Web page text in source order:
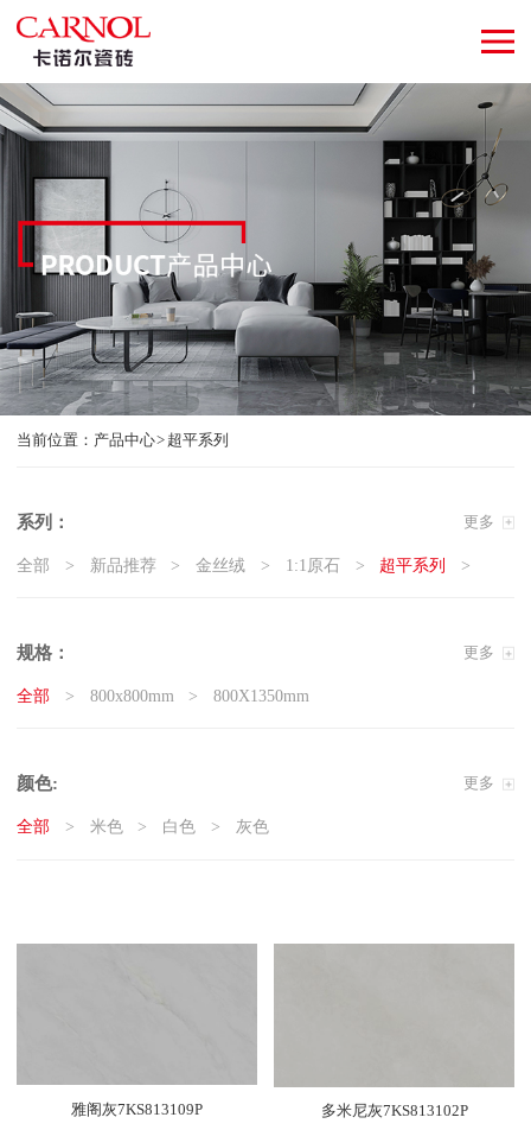
当前位置： 产品中心 超平系列
系列： 更多
全部 新品推荐 金丝绒 1:1原石 超平系列
精工大理石
3D微雕 臻白超平 臻白质感砖系列
规格： 更多
全部 800x800mm 800X1350mm
颜色: 更多
全部 米色 白色 灰色
雅阁灰7KS813109P 多米尼灰7KS813102P